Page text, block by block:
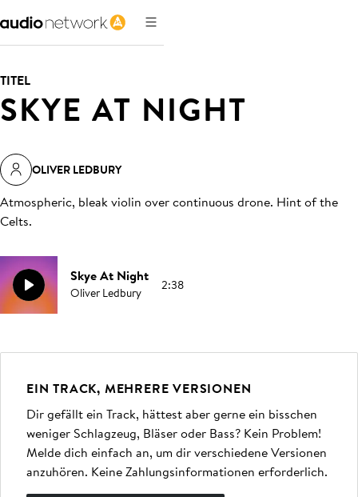
TITEL
SKYE AT NIGHT
OLIVER LEDBURY
Atmospheric, bleak violin over continuous drone. Hint of the
Celts.
Skye At Night
Oliver Ledbury 2:38
EIN TRACK, MEHRERE VERSIONEN
Dir gefällt ein Track, hättest aber gerne ein bisschen
weniger Schlagzeug, Bläser oder Bass? Kein Problem!
Melde dich einfach an, um dir verschiedene Versionen
anzuhören. Keine Zahlungsinformationen erforderlich.